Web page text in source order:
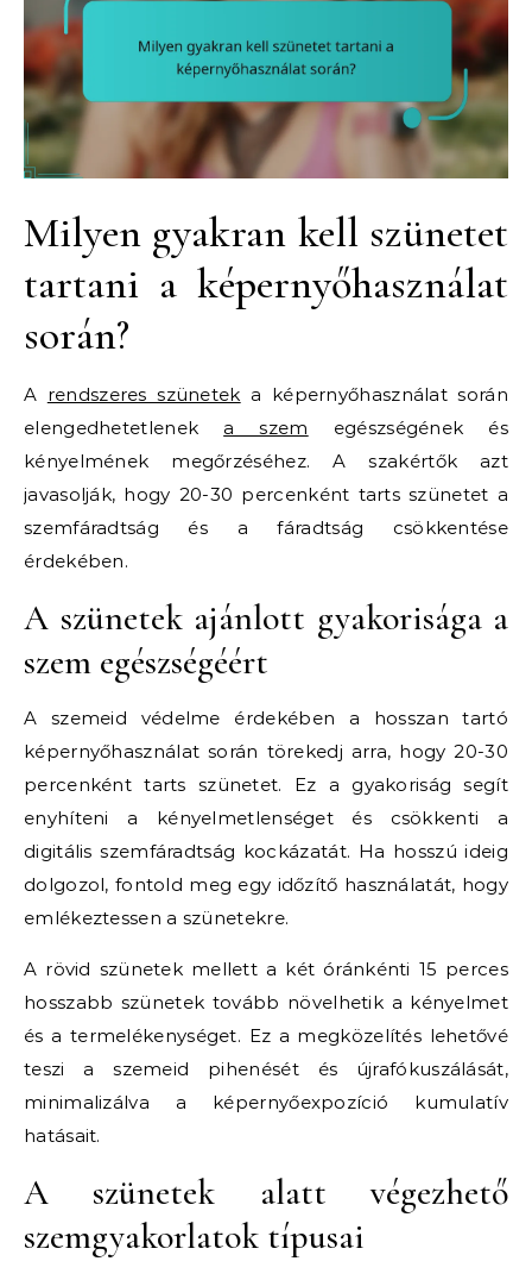
Milyen gyakran kell szünetet
tartani a képernyőhasználat
során?
A rendszeres szünetek a képernyőhasználat során
elengedhetetleneka szem egészségének és
kényelmének megőrzéséhez. A szakértők azt
javasolják, hogy 20-30 percenként tarts szünetet a
szemfáradtság és a fáradtság csökkentése
érdekében.
A szünetek ajánlott gyakorisága a
szem egészségéért
A szemeid védelme érdekében a hosszan tartó
képernyőhasználat során törekedj arra, hogy 20-30
percenként tarts szünetet. Ez a gyakoriság segít
enyhíteni a kényelmetlenséget és csökkenti a
digitális szemfáradtság kockázatát. Ha hosszú ideig
dolgozol, fontold meg egy időzítő használatát, hogy
emlékeztessen a szünetekre.
A rövid szünetek mellett a két óránkénti 15 perces
hosszabb szünetek tovább növelhetik a kényelmet
és a termelékenységet. Ez a megközelítés lehetővé
teszi a szemeid pihenését és újrafókuszálását,
minimalizálva a képernyőexpozíció kumulatív
hatásait.
A szünetek alatt végezhető
szemgyakorlatok típusai